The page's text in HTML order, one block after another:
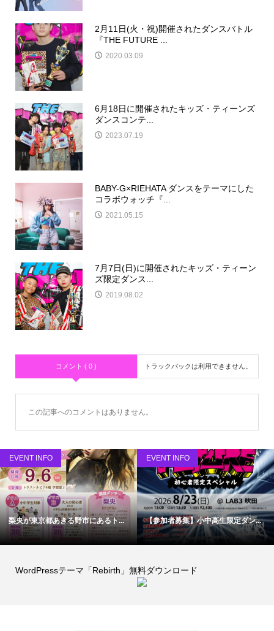
2月11日(火・祝)開催されたダンスバトル
『THE FUTURE ...
2020.03.09
6月18日に開催されたキッズ・ティーンズ
ダンスコンテ...
2023.07.19
BABY-G×RIEHATA ダンスをテーマにした
コラボウォッチ『...
2021.05.15
7月7日(日)に開催されたキッズ・ティーン
ズ限定ダンス...
2019.08.02
コメント ( 0 ) トラックバックは利用できません。
この記事へのコメントはありません。
EVENT INFO
梨央が東京都あきる野市にあるト...
EVENT INFO
【参加者募集】小中高生限定ダン...
WordPressテーマ「Rebirth」無料ダウンロード